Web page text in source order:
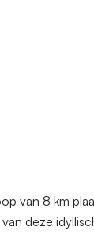
van 8 km
deze